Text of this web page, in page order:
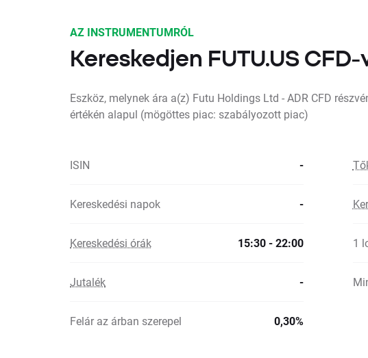
AZ INSTRUMENTUMRÓL
Kereskedjen FUTU.US CFD-
Eszköz, melynek ára a(z) Futu Holdings Ltd - ADR CFD
értékén alapul (mögöttes piac: szabályozott piac)
ISIN -
Kereskedési napok -
Kereskedési órák 15:30 - 22:00 1
Jutalék -
Felár az árban szerepel 0,30%